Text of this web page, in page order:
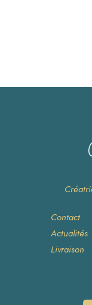
Contact
Actualités
Livraison